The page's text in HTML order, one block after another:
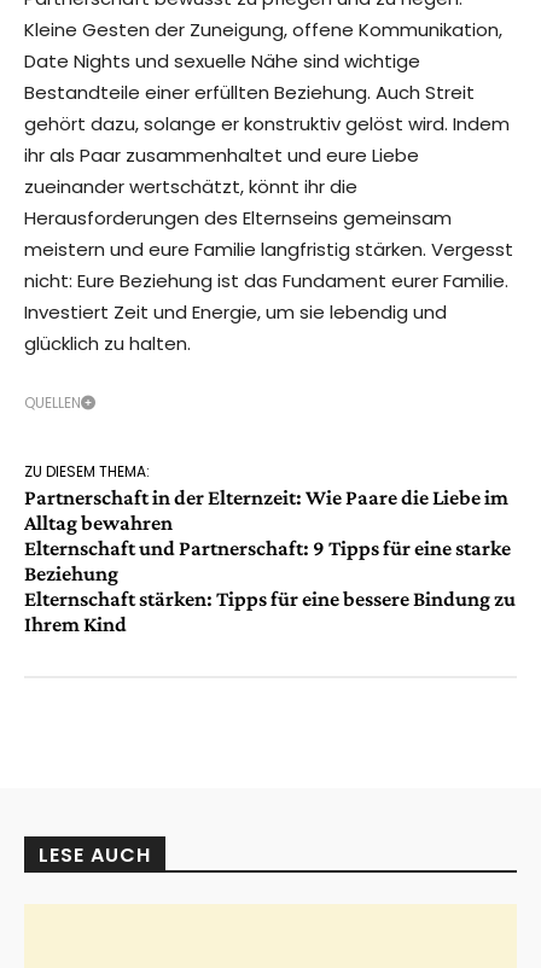
Kleine Gesten der Zuneigung, offene Kommunikation,
Date Nights und sexuelle Nähe sind wichtige
Bestandteile einer erfüllten Beziehung. Auch Streit
gehört dazu, solange er konstruktiv gelöst wird. Indem
ihr als Paar zusammenhaltet und eure Liebe
zueinander wertschätzt, könnt ihr die
Herausforderungen des Elternseins gemeinsam
meistern und eure Familie langfristig stärken. Vergesst
nicht: Eure Beziehung ist das Fundament eurer Familie.
Investiert Zeit und Energie, um sie lebendig und
glücklich zu halten.
QUELLEN
ZU DIESEM THEMA:
Partnerschaft in der Elternzeit: Wie Paare die Liebe im
Alltag bewahren
Elternschaft und Partnerschaft: 9 Tipps für eine starke
Beziehung
Elternschaft stärken: Tipps für eine bessere Bindung zu
Ihrem Kind
LESE AUCH